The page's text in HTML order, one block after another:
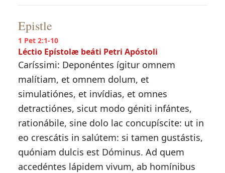
Epistle
1 Pet 2:1-10
Léctio Epístolæ beáti Petri Apóstoli
Caríssimi: Deponéntes ígitur omnem
malítiam, et omnem dolum, et
simulatiónes, et invídias, et omnes
detractiónes, sicut modo géniti infántes,
rationábile, sine dolo lac concupíscite: ut in
eo crescátis in salútem: si tamen gustástis,
quóniam dulcis est Dóminus. Ad quem
accedéntes lápidem vivum, ab homínibus